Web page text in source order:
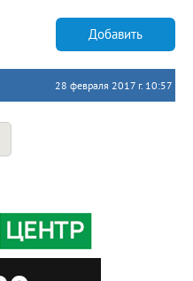
Добавить
28 февраля 2017 г. 10:57